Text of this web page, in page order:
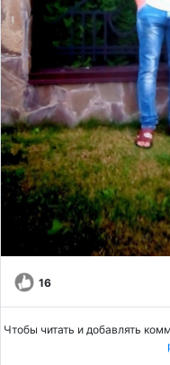
16
Чтобы читать и добавлять